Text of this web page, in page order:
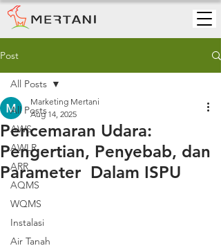
Post
All Posts
AWS
AWLR
ARR
AQMS
WQMS
Instalasi
Air Tanah
All Posts
Pencemaran Udara:
Pengertian, Penyebab, dan
Parameter Dalam ISPU
Marketing Mertani
Aug 14, 2025